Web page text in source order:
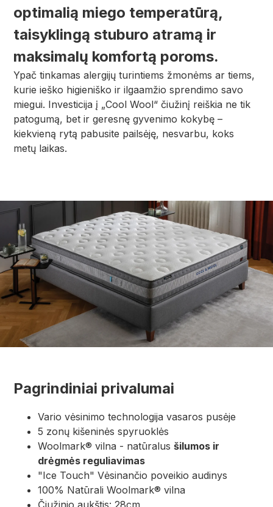
optimalią miego temperatūrą,
taisyklingą stuburo atramą ir
maksimalų komfortą poroms.
Ypač tinkamas alergijų turintiems žmonėms ar tiems,
kurie ieško higieniško ir ilgaamžio sprendimo savo
miegui. Investicija į „Cool Wool“ čiužinį reiškia ne tik
patogumą, bet ir geresnę gyvenimo kokybę –
kiekvieną rytą pabusite pailsėję, nesvarbu, koks
metų laikas.
Pagrindiniai privalumai
Vario vėsinimo technologija vasaros pusėje
5 zonų kišeninės spyruoklės
Woolmark® vilna - natūralusšilumos ir
drėgmės reguliavimas
"Ice Touch" Vėsinančio poveikio audinys
100% Natūrali Woolmark® vilna
Čiužinio aukštis: 28cm